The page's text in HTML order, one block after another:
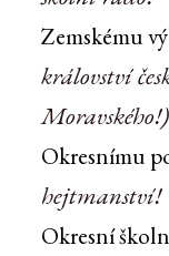
Zemskému
království
Moravského!)
Okresnímu
hejtmanství!
Okresní